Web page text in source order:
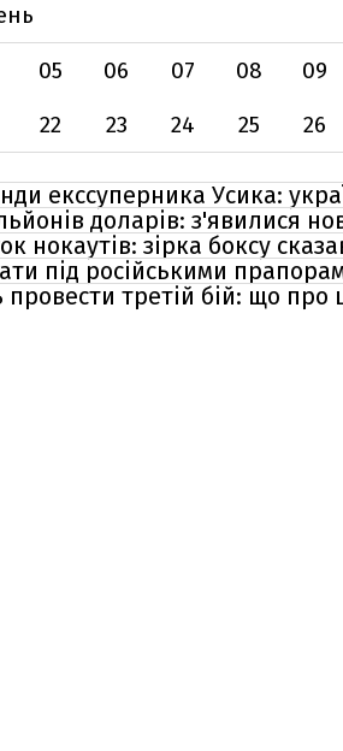
05 06 07 08 09
22 23 24 25 26
екссуперника Усика:
доларів: з'явилися
нокаутів: зірка боксу
під російськими
третій бій: що про